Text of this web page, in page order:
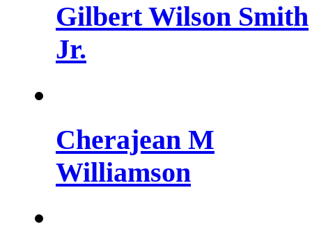
Gilbert Wilson Smith
Jr.
Cherajean M
Williamson